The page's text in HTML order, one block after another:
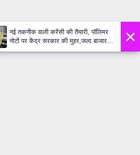
×
नई तकनीक वाली करेंसी की तैयारी, पॉलिमर
नोटों पर केंद्र सरकार की मुहर,जल्द बाजार में
दिखेंगे प्लास्टिक के ₹10 और ₹20 के नोट -